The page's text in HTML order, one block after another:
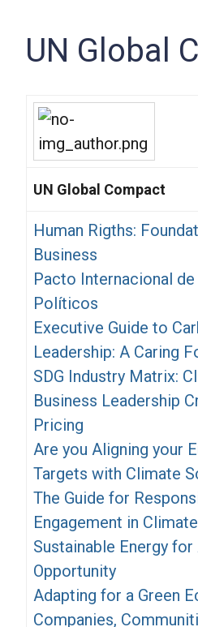
UN Global
UN Global Compact
Human Rigths:
Business
Pacto Internacional
Políticos
Executive Guide to
Leadership: A Caring
SDG Industry Matrix:
Business Leadership
Pricing
Are you Aligning your
Targets with Climate
The Guide for
Engagement in
Sustainable Energy
Opportunity
Adapting for a Green
Companies,